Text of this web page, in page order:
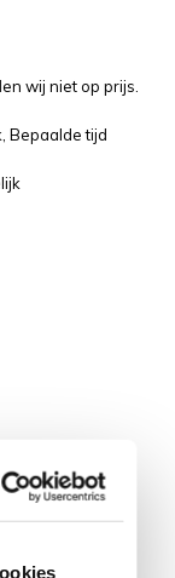
wij niet op prijs.
Bepaalde tijd